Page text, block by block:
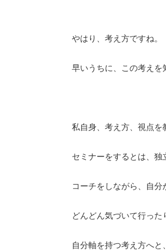
やはり、考え方ですね。
早いうちに、この考えを
私自身、考え方、視点
セミナーをするとは、独
コーチをしながら、自
どんどん気づいて行った
自分軸を持つ考え方へと